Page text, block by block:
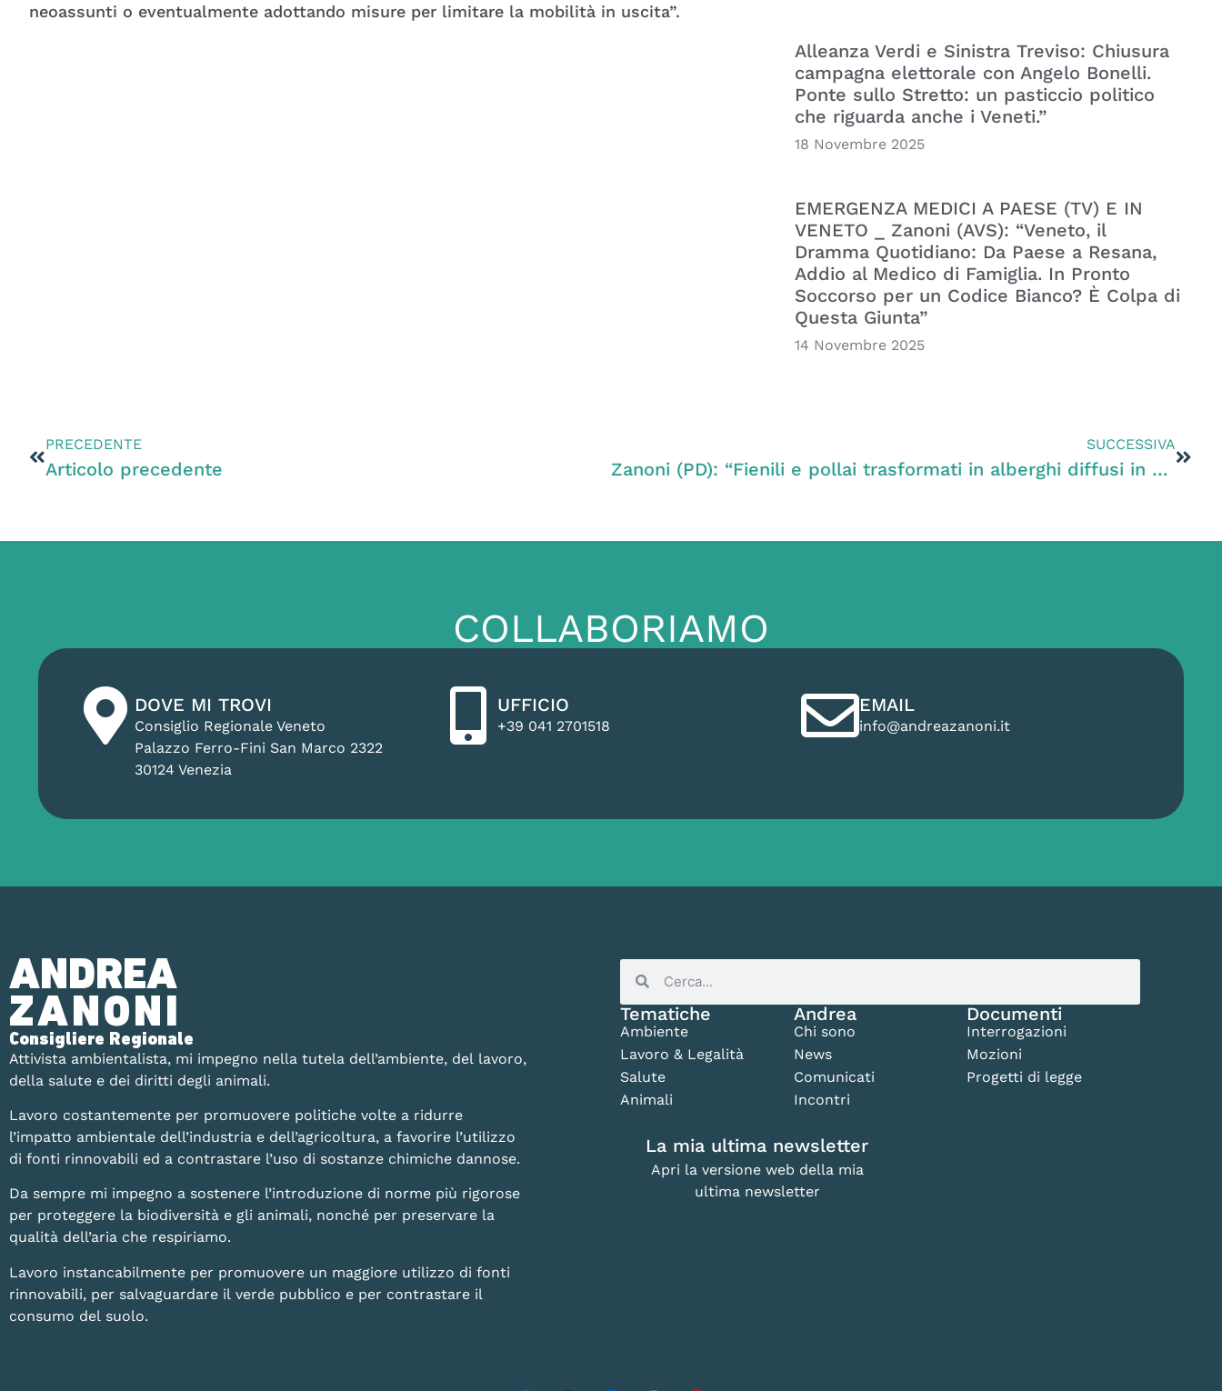
neoassunti o eventualmente adottando misure per limitare la mobilità in uscita”.
Alleanza Verdi e Sinistra Treviso: Chiusura
campagna elettorale con Angelo Bonelli.
Ponte sullo Stretto: un pasticcio politico
che riguarda anche i Veneti.”
18 Novembre 2025
EMERGENZA MEDICI A PAESE (TV) E IN
VENETO _ Zanoni (AVS): “Veneto, il
Dramma Quotidiano: Da Paese a Resana,
Addio al Medico di Famiglia. In Pronto
Soccorso per un Codice Bianco? È Colpa di
Questa Giunta”
14 Novembre 2025
PRECEDENTE
Articolo precedente
SUCCESSIVA
Zanoni (PD): “Fienili e pollai trasformati in alberghi diffusi in deroga agli strumenti urbanistici: la legge c’è da due anni, ma la Regione non ha ancora detto quali sono i Comuni interessati”
COLLABORIAMO
DOVE MI TROVI
Consiglio Regionale Veneto
Palazzo Ferro-Fini San Marco 2322
30124 Venezia
UFFICIO
+39 041 2701518
EMAIL
info@andreazanoni.it
ANDREA
ZANONI
Consigliere Regionale
Attivista ambientalista, mi impegno nella tutela dell’ambiente, del lavoro,
della salute e dei diritti degli animali.
Lavoro costantemente per promuovere politiche volte a ridurre
l’impatto ambientale dell’industria e dell’agricoltura, a favorire l’utilizzo
di fonti rinnovabili ed a contrastare l’uso di sostanze chimiche dannose.
Da sempre mi impegno a sostenere l’introduzione di norme più rigorose
per proteggere la biodiversità e gli animali, nonché per preservare la
qualità dell’aria che respiriamo.
Lavoro instancabilmente per promuovere un maggiore utilizzo di fonti
rinnovabili, per salvaguardare il verde pubblico e per contrastare il
consumo del suolo.
Tematiche
Ambiente
Lavoro & Legalità
Salute
Animali
Andrea
Chi sono
News
Comunicati
Incontri
Documenti
Interrogazioni
Mozioni
Progetti di legge
La mia ultima newsletter
Apri la versione web della mia
ultima newsletter